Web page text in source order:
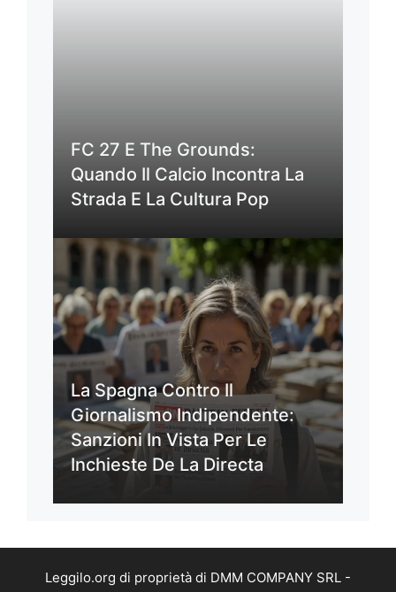
FC 27 E The Grounds:
Quando Il Calcio Incontra La
Strada E La Cultura Pop
La Spagna Contro Il
Giornalismo Indipendente:
Sanzioni In Vista Per Le
Inchieste De La Directa
Leggilo.org di proprietà di DMM COMPANY SRL -